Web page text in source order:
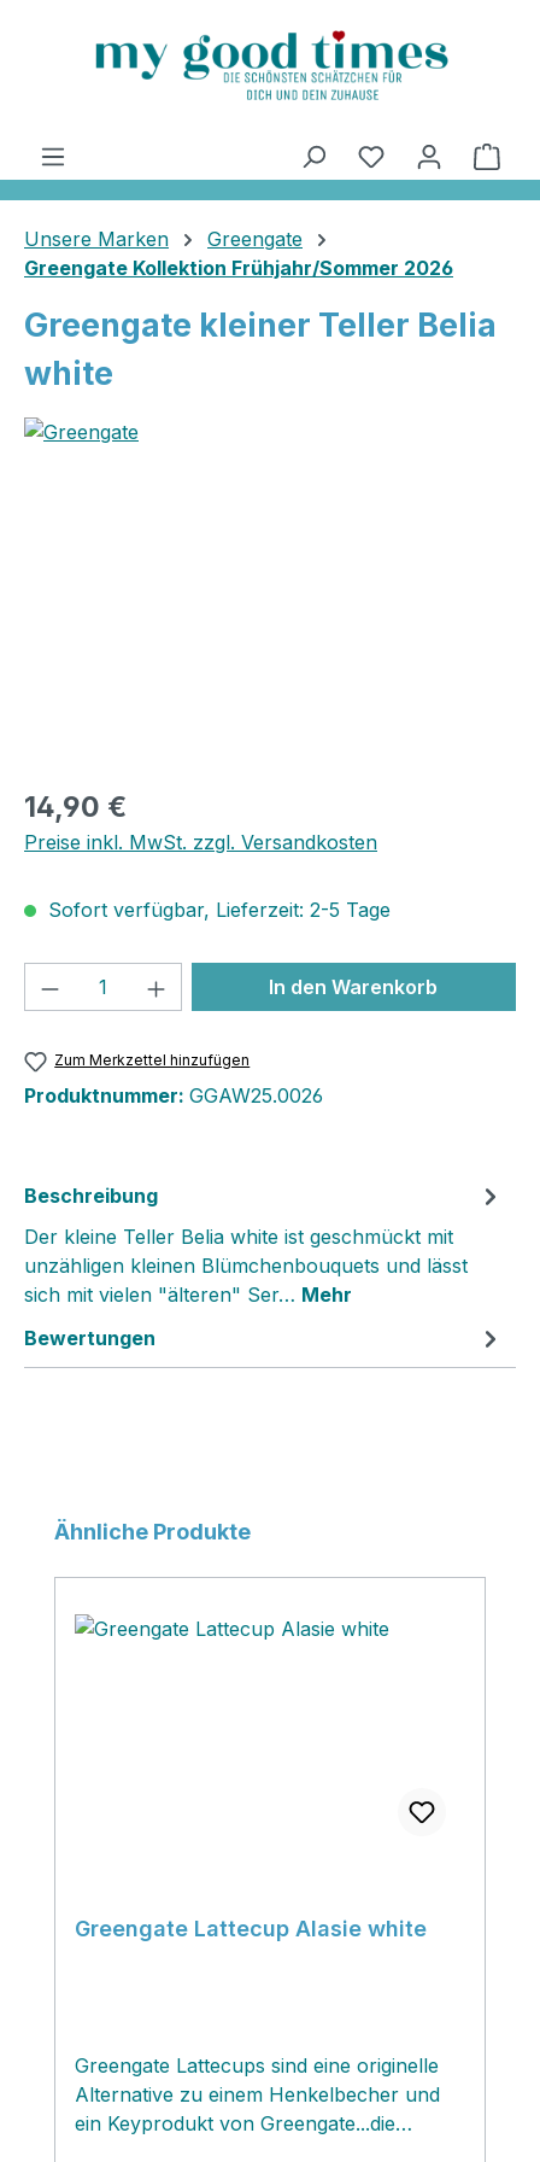
Unsere Marken
Greengate
Greengate Kollektion Frühjahr/Sommer 2026
Greengate kleiner Teller Belia
white
14,90 €
Preise inkl. MwSt. zzgl. Versandkosten
Sofort verfügbar, Lieferzeit: 2-5 Tage
Produkt Anzahl: Gib denIn den Warenkorb
Zum Merkzettel hinzufügen
Produktnummer: GGAW25.0026
Beschreibung
Der kleine Teller Belia white ist geschmückt mit
unzähligen kleinen Blümchenbouquets und lässt
sich mit vielen "älteren" Ser… Mehr
Bewertungen
Produktgalerie überspringen
Ähnliche Produkte
Greengate Lattecup Alasie white
Greengate Lattecups sind eine originelle
Alternative zu einem Henkelbecher und
ein Keyprodukt von Greengate...die